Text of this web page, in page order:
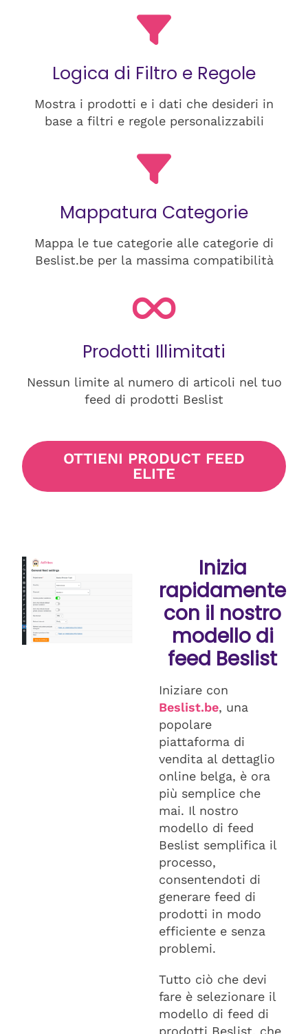
Logica di Filtro e Regole
Mostra i prodotti e i dati che desideri in
base a filtri e regole personalizzabili
Mappatura Categorie
Mappa le tue categorie alle categorie di
Beslist.be per la massima compatibilità
Prodotti Illimitati
Nessun limite al numero di articoli nel tuo
feed di prodotti Beslist
OTTIENI PRODUCT FEED
ELITE
Inizia
rapidamente
con il nostro
modello di
feed Beslist
Iniziare con
Beslist.be, una
popolare
piattaforma di
vendita al dettaglio
online belga, è ora
più semplice che
mai. Il nostro
modello di feed
Beslist semplifica il
processo,
consentendoti di
generare feed di
prodotti in modo
efficiente e senza
problemi.
Tutto ciò che devi
fare è selezionare il
modello di feed di
prodotti Beslist, che